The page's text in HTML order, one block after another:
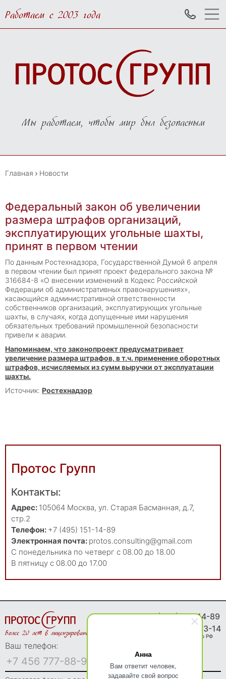
Анна
Вам ответит человек,
задавайте свой вопрос
Работаем с 2003 года
Мы работаем, чтобы мир был безопасным
Главная Новости
Федеральный закон об увеличении
размера штрафов организаций,
эксплуатирующих угольные шахты,
принят в первом чтении
По данным Ростехнадзора, Государственной Думой 6 апреля
в первом чтении был принят проект федерального закона №
316684-8 «О внесении изменений в Кодекс Российской
Федерации об административных правонарушениях»,
касающийся административной ответственности
собственников организаций, эксплуатирующих угольные
шахты, в случаях, когда допущенные ими нарушения
обязательных требований промышленной безопасности
привели к аварии.
Напоминаем, что законопроект предусматривает
увеличение размера штрафов, в т.ч. применение оборотных
штрафов, исчисляемых из сумм выручки от эксплуатации
шахты.
Источник: Ростехнадзор
Протос Групп
Контакты:
Адрес: 105064 Москва, ул. Старая Басманная, д.7,
стр.2
Телефон: +7 (495) 151-14-89
Электронная почта: protos.consulting@gmail.com
С понедельника по четверг с 08.00 до 18.00
В пятницу с 08.00 до 17.00
Более 20 лет в лицензировании
8 (495) 151-14-89
8 (800) 775-83-14
Звонки бесплатно по РФ
Ваш телефон: